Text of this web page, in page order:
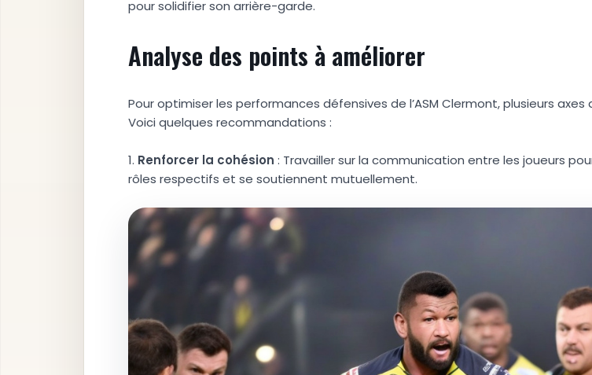
pour solidifier son arrière-garde.
Analyse des points à améliorer
Pour optimiser les performances défensives de l’ASM Clermont, plusieurs
Voici quelques recommandations :
1. Renforcer la cohésion : Travailler sur la communication entre les joueurs
rôles respectifs et se soutiennent mutuellement.